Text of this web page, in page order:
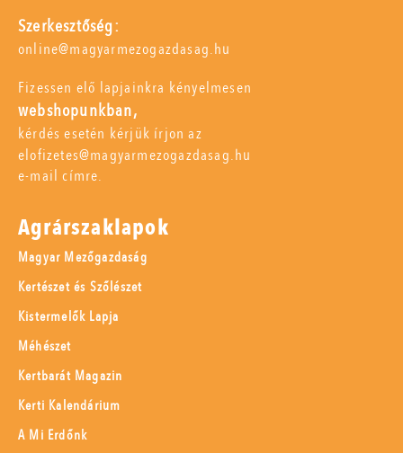
Szerkesztőség:
online@magyarmezogazdasag.hu
Fizessen elő lapjainkra kényelmesen
webshopunkban,
kérdés esetén kérjük írjon az
elofizetes@magyarmezogazdasag.hu
e-mail címre.
Agrárszaklapok
Magyar Mezőgazdaság
Kertészet és Szőlészet
Kistermelők Lapja
Méhészet
Kertbarát Magazin
Kerti Kalendárium
A Mi Erdőnk